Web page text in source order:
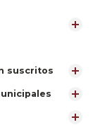
suscritos